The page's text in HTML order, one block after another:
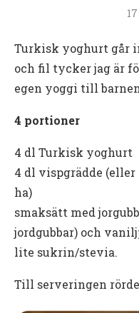
Turkisk yoghurt går
och fil tycker jag är
egen yoggi till
4 portioner
4 dl Turkisk yoghurt
4 dl vispgrädde
ha)
smaksätt med
jordgubbar) och
lite sukrin/stevia.
Till serveringen